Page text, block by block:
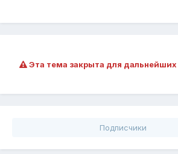
Эта тема закрыта для
Подписчики